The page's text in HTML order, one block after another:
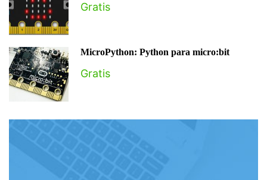
Gratis
MicroPython: Python para micro:bit
Gratis